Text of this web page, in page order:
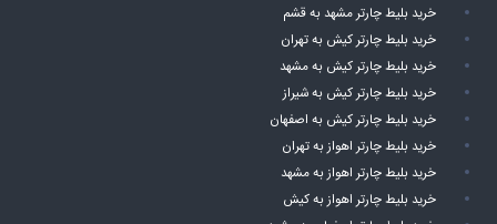
خرید بلیط چارتر مشهد به قشم
خرید بلیط چارتر کیش به تهران
خرید بلیط چارتر کیش به مشهد
خرید بلیط چارتر کیش به شیراز
خرید بلیط چارتر کیش به اصفهان
خرید بلیط چارتر اهواز به تهران
خرید بلیط چارتر اهواز به مشهد
خرید بلیط چارتر اهواز به کیش